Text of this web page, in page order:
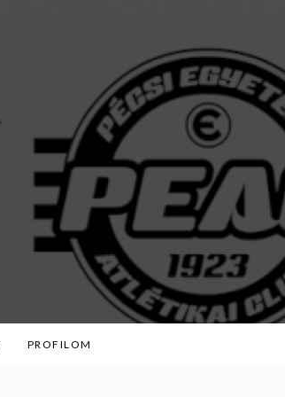
PROFILOM